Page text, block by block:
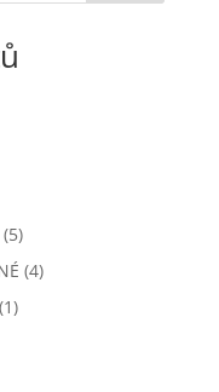
55
produktů
44
11